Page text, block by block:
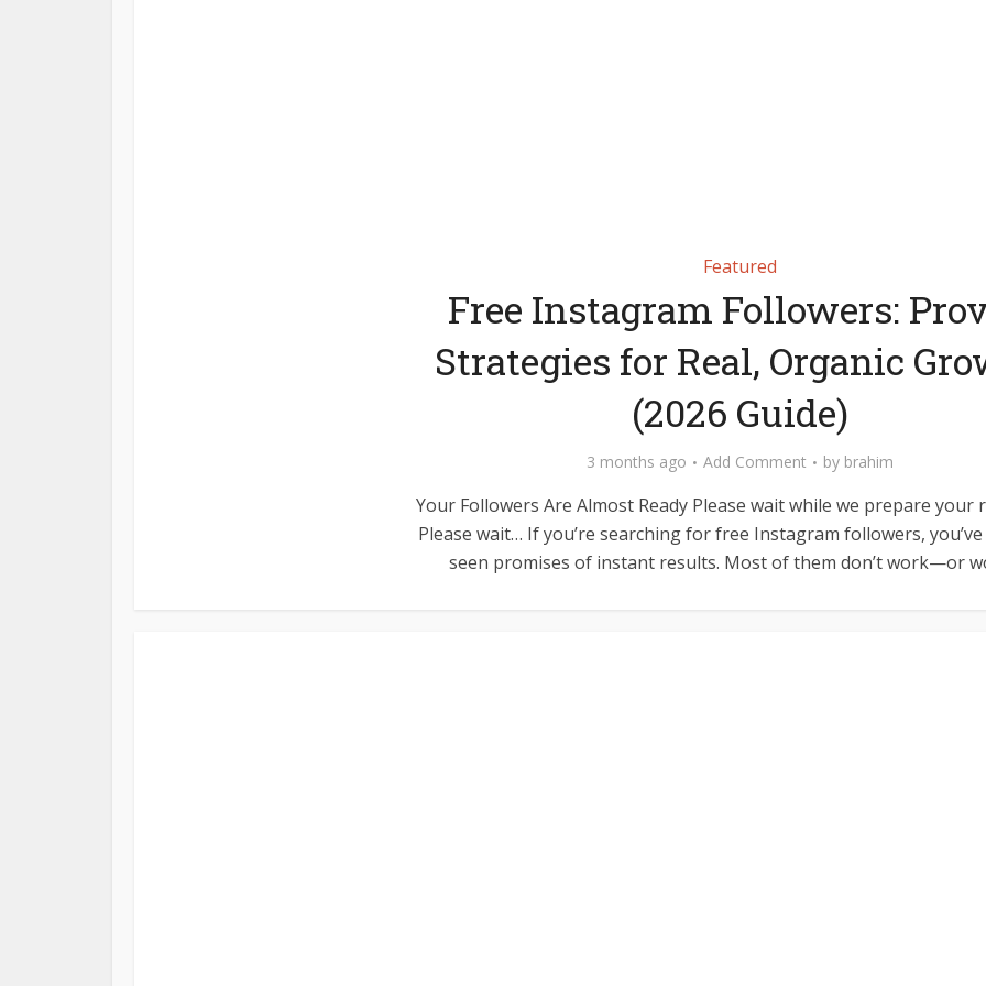
Featured
Free Instagram Followers:
Strategies for Real, Organic
(2026 Guide)
3 months ago Add Comment by brahim
Your Followers Are Almost Ready Please wait while we prepare your
Please wait… If you’re searching for free Instagram followers,
seen promises of instant results. Most of them don’t work—or